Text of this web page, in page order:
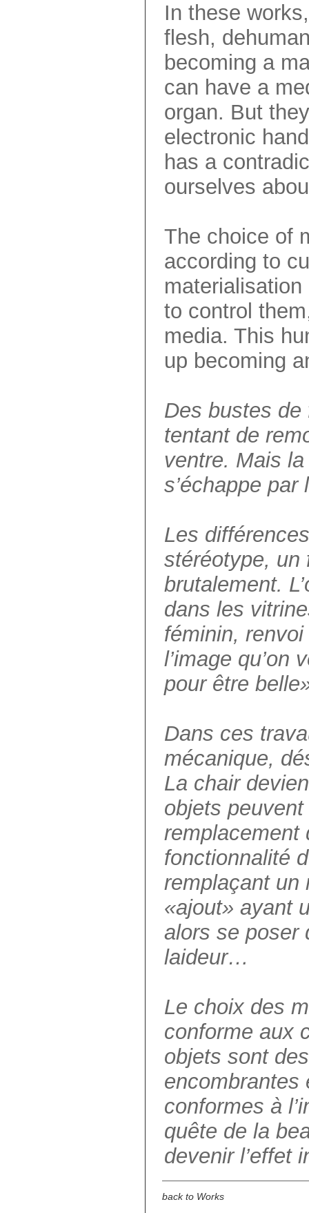
In these
flesh,
becoming a
can have a
organ. But
electronic
has a
ourselves
The choice of
according to
to control
media. This
up becoming
Des bustes
tentant de
ventre. Mais
s’échappe
Les
stéréotype, un
brutalement.
dans les
féminin,
l’image qu’on
pour être
Dans ces
mécanique,
La chair
objets
remplacement
fonctionnalité
remplaçant un
«ajout» ayant
alors se poser
laideur…
Le choix des
conforme aux
objets sont
encombrantes
conformes à
quête de la
devenir l’effet
back to Works